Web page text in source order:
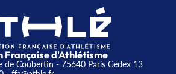
Française d'Athlétisme
de Coubertin - 75640 Paris Cedex 13